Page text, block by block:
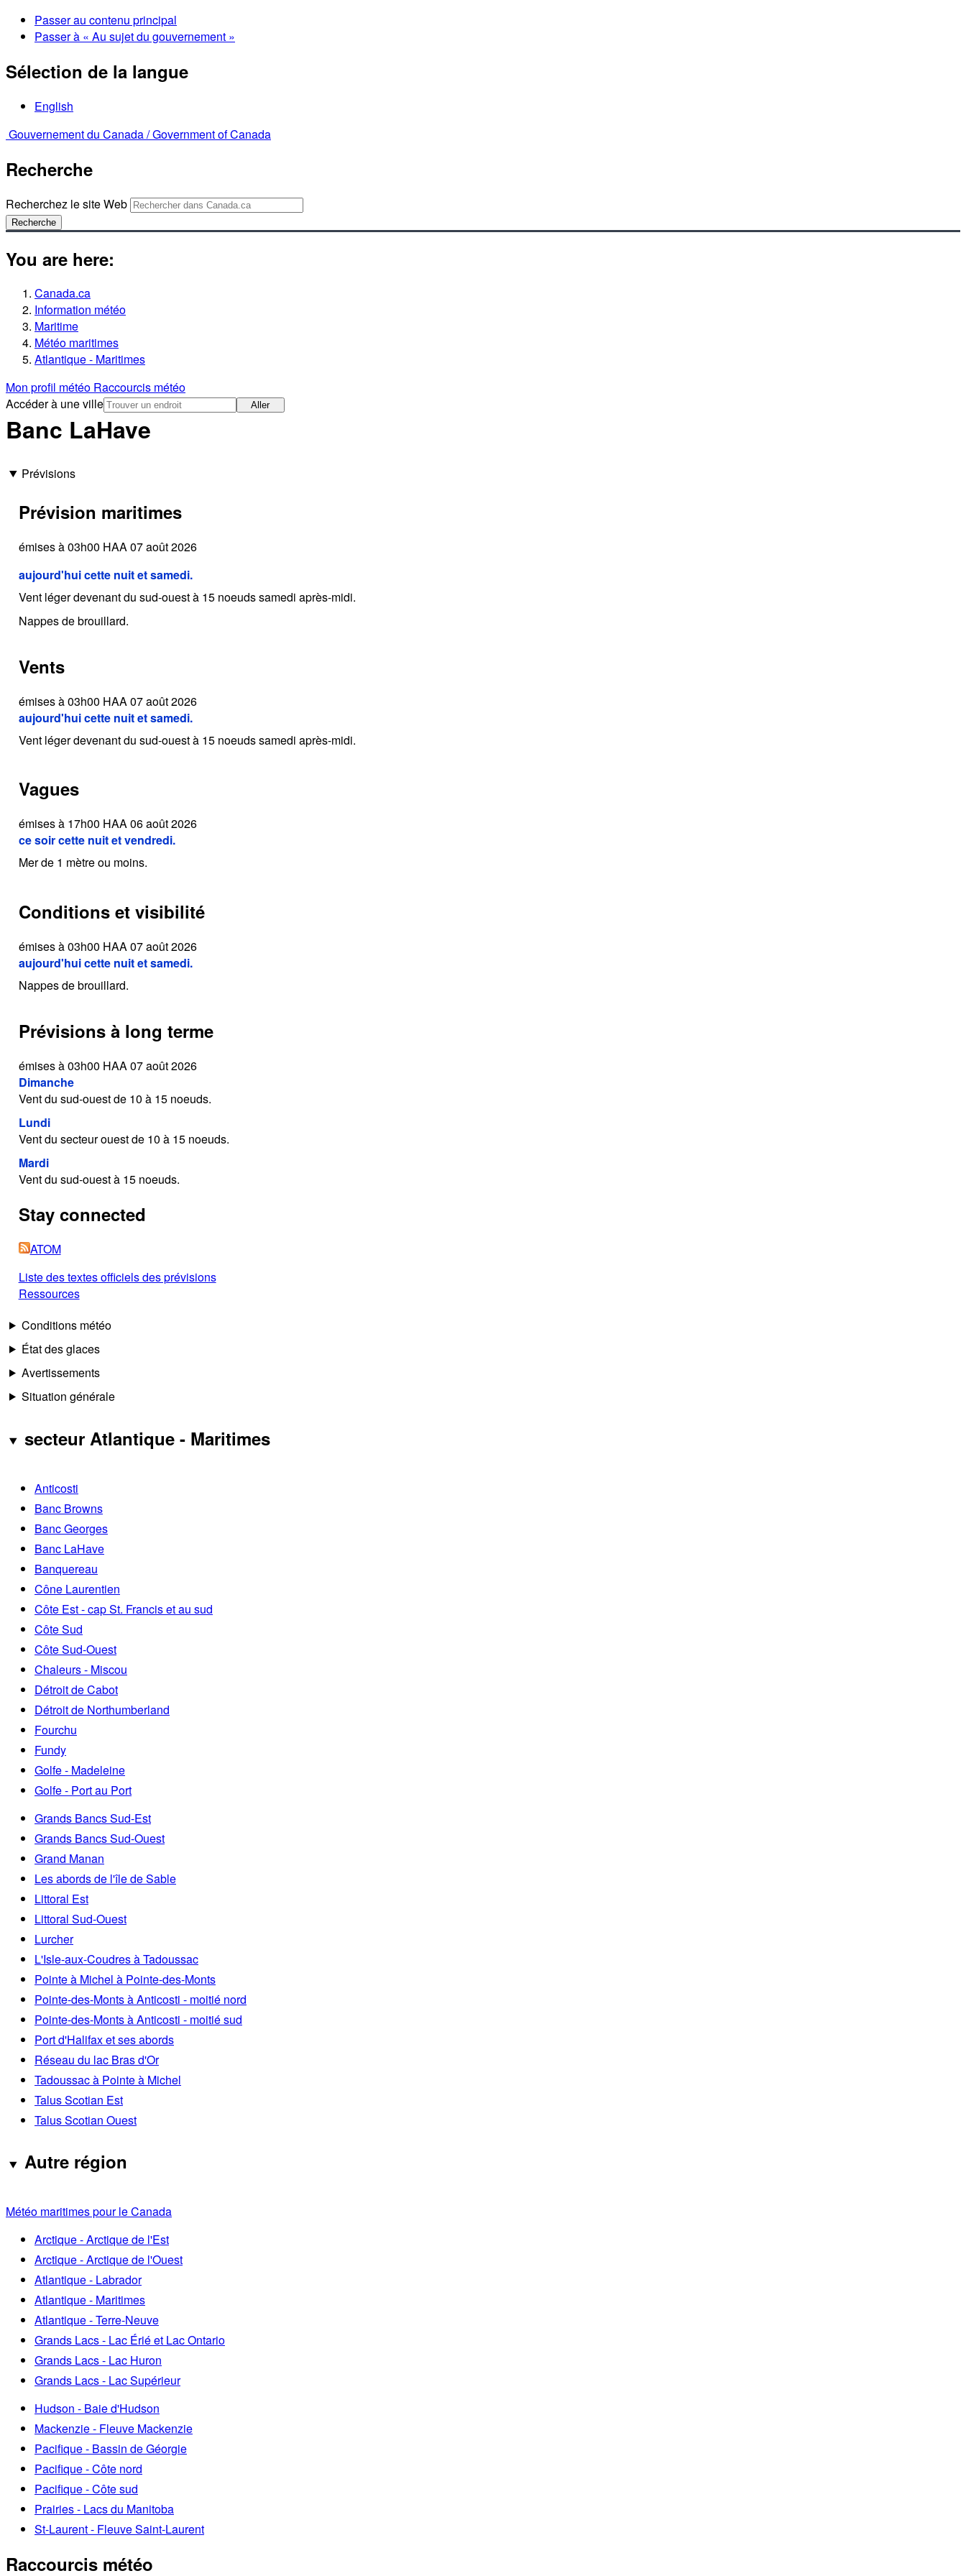
Passer au contenu principal
Passer à « Au sujet du gouvernement »
Sélection de la langue
English
Gouvernement du Canada /Government of Canada
Recherche
Recherchez le site Web
Recherche
You are here:
Canada.ca
Information météo
Maritime
Météo maritimes
Atlantique - Maritimes
Mon profil météo Raccourcis météo
Accéder à une ville
Aller
Banc LaHave
Prévisions
Prévision maritimes
émises à 03h00 HAA 07 août 2026
aujourd'hui cette nuit et samedi.
Vent léger devenant du sud-ouest à 15 noeuds samedi après-midi.
Nappes de brouillard.
Vents
émises à 03h00 HAA 07 août 2026
aujourd'hui cette nuit et samedi.
Vent léger devenant du sud-ouest à 15 noeuds samedi après-midi.
Vagues
émises à 17h00 HAA 06 août 2026
ce soir cette nuit et vendredi.
Mer de 1 mètre ou moins.
Conditions et visibilité
émises à 03h00 HAA 07 août 2026
aujourd'hui cette nuit et samedi.
Nappes de brouillard.
Prévisions à long terme
émises à 03h00 HAA 07 août 2026
Dimanche
Vent du sud-ouest de 10 à 15 noeuds.
Lundi
Vent du secteur ouest de 10 à 15 noeuds.
Mardi
Vent du sud-ouest à 15 noeuds.
Stay connected
ATOM
Liste des textes officiels des prévisions
Ressources
Conditions météo
État des glaces
Avertissements
Situation générale
secteur Atlantique - Maritimes
Anticosti
Banc Browns
Banc Georges
Banc LaHave
Banquereau
Cône Laurentien
Côte Est - cap St. Francis et au sud
Côte Sud
Côte Sud-Ouest
Chaleurs - Miscou
Détroit de Cabot
Détroit de Northumberland
Fourchu
Fundy
Golfe - Madeleine
Golfe - Port au Port
Grands Bancs Sud-Est
Grands Bancs Sud-Ouest
Grand Manan
Les abords de l'île de Sable
Littoral Est
Littoral Sud-Ouest
Lurcher
L'Isle-aux-Coudres à Tadoussac
Pointe à Michel à Pointe-des-Monts
Pointe-des-Monts à Anticosti - moitié nord
Pointe-des-Monts à Anticosti - moitié sud
Port d'Halifax et ses abords
Réseau du lac Bras d'Or
Tadoussac à Pointe à Michel
Talus Scotian Est
Talus Scotian Ouest
Autre région
Météo maritimes pour le Canada
Arctique - Arctique de l'Est
Arctique - Arctique de l'Ouest
Atlantique - Labrador
Atlantique - Maritimes
Atlantique - Terre-Neuve
Grands Lacs - Lac Érié et Lac Ontario
Grands Lacs - Lac Huron
Grands Lacs - Lac Supérieur
Hudson - Baie d'Hudson
Mackenzie - Fleuve Mackenzie
Pacifique - Bassin de Géorgie
Pacifique - Côte nord
Pacifique - Côte sud
Prairies - Lacs du Manitoba
St-Laurent - Fleuve Saint-Laurent
Raccourcis météo